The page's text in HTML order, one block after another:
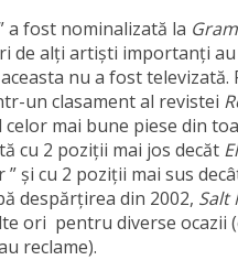
a fost nominalizată la
de alţi artişti importanţi
nu a fost televizată.
un clasament al revistei
celor mai bune piese din
cu 2 poziţii mai jos decăt
” şi cu 2 poziţii mai sus
despărţirea din 2002, Salt
ori pentru diverse ocazii
reclame).